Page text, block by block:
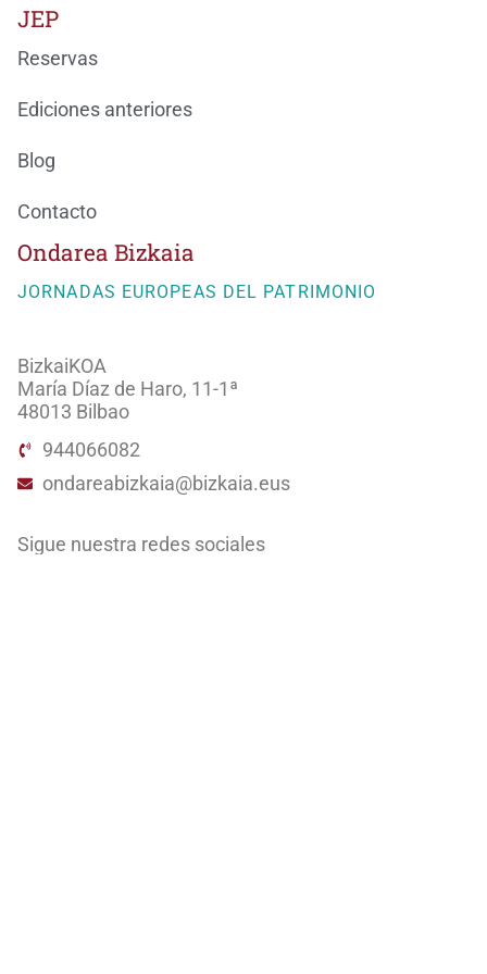
Ondarea Bizkaia
JORNADAS EUROPEAS DEL PATRIMONIO
BizkaiKOA
María Díaz de Haro, 11-1ª
48013 Bilbao
944066082
ondareabizkaia@bizkaia.eus
Sigue nuestra redes sociales
JEP
Reservas
Ediciones anteriores
Blog
Contacto